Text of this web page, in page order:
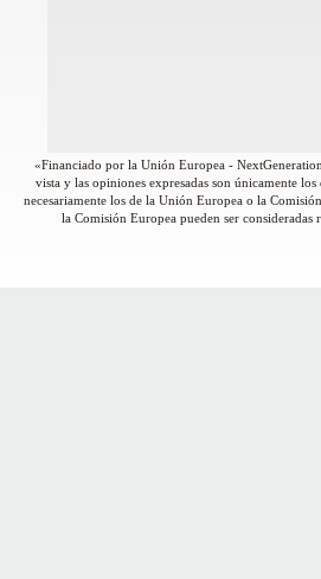
«Financiado por la Unión Europea -
vista y las opiniones expresadas son únicamente
necesariamente los de la Unión Europea o la
la Comisión Europea pueden ser consideradas